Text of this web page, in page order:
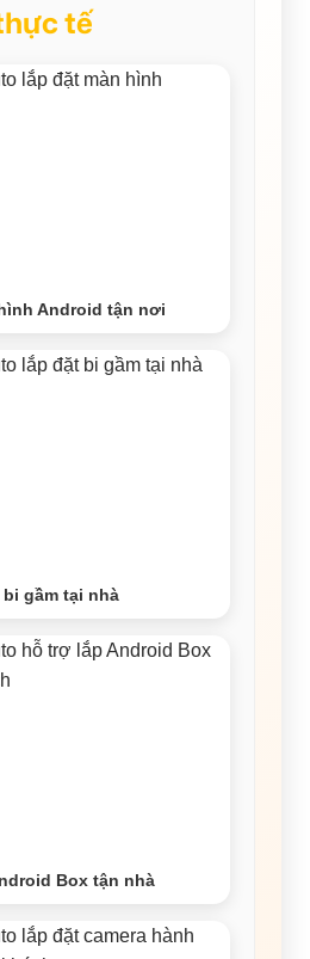
tế
Android tận nơi
bi gầm tại nhà
Box tận nhà